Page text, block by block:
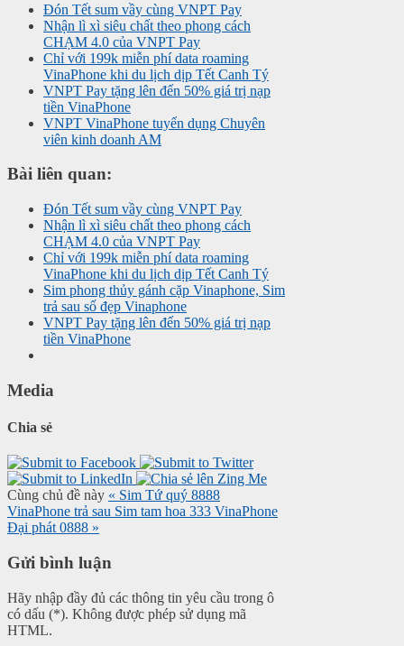
Đón Tết sum vầy cùng VNPT Pay
Nhận lì xì siêu chất theo phong cách
CHẠM 4.0 của VNPT Pay
Chỉ với 199k miễn phí data roaming
VinaPhone khi du lịch dịp Tết Canh Tý
VNPT Pay tặng lên đến 50% giá trị nạp
tiền VinaPhone
VNPT VinaPhone tuyển dụng Chuyên
viên kinh doanh AM
Bài liên quan:
Đón Tết sum vầy cùng VNPT Pay
Nhận lì xì siêu chất theo phong cách
CHẠM 4.0 của VNPT Pay
Chỉ với 199k miễn phí data roaming
VinaPhone khi du lịch dịp Tết Canh Tý
Sim phong thủy gánh cặp Vinaphone, Sim
trả sau số đẹp Vinaphone
VNPT Pay tặng lên đến 50% giá trị nạp
tiền VinaPhone
Media
Chia sẻ
Cùng chủ đề này « Sim Tứ quý 8888
VinaPhone trả sau Sim tam hoa 333 VinaPhone
Đại phát 0888 »
Gửi bình luận
Hãy nhập đầy đủ các thông tin yêu cầu trong ô
có dấu (*). Không được phép sử dụng mã
HTML.